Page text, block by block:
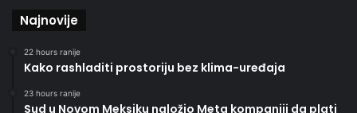
Najnovije
22 hours ranije
Kako rashladiti prostoriju bez klima-uređaja
23 hours ranije
Sud u Novom Meksiku naložio Meta kompaniji da plati